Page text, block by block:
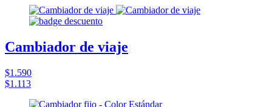
Cambiador de viaje
$1.590
$1.113